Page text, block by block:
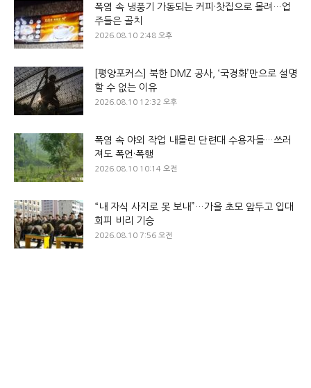
폭염 속 냉풍기 가동되는 커피·찻집으로 몰려…업
주들은 골치
2026.08.10 2:48 오후
[평양포커스] 북한 DMZ 공사, ‘국경화’만으로 설명
할 수 없는 이유
2026.08.10 12:32 오후
폭염 속 야외 작업 내몰린 단련대 수용자들…쓰러
져도 폭언·폭행
2026.08.10 10:14 오전
“내 자식 사지로 못 보내”…가을 초모 앞두고 입대
회피 비리 기승
2026.08.10 7:56 오전